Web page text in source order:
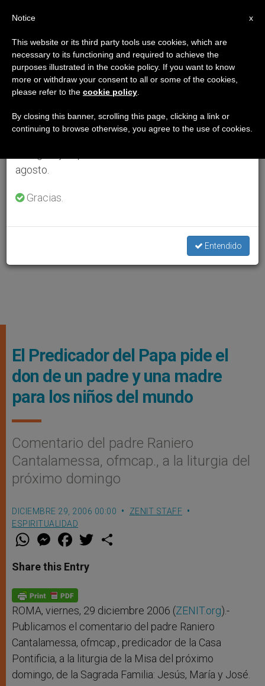
El Predicador del Papa pide el
don de un padre y una madre
para los niños del mundo
Comentario del padre Raniero
Cantalamessa, ofmcap., a la liturgia del
próximo domingo
DICIEMBRE 29, 2006 00:00
ZENIT STAFF
ESPIRITUALIDAD
W
t
s
p
p
M
e
s
e
g
e
r
F
a
e
b
o
k
w
Share this Entry
ROMA, viernes, 29 diciembre 2006 (ZENIT.org).-
Publicamos el comentario del padre Raniero
Cantalamessa, ofmcap., predicador de la Casa
Pontificia, a la liturgia de la Misa del próximo
domingo, de la Sagrada Familia: Jesús, María y José.
×
Aviso importante
Del 27 de julio al 7 de agosto haremos la pausa
anual, aprovechando que en el periodo de verano
se generan menos informaciones y también el
agosto.
Gracias.
Entendido
x
Notice
This website or its third party tools use cookies, which are
necessary to its functioning and required to achieve the
purposes illustrated in the cookie policy. If you want to know
more or withdraw your consent to all or some of the cookies,
please refer to the cookie policy
By closing this banner, scrolling this page, clicking a link or
continuing to browse otherwise, you agree to the use of cookies.